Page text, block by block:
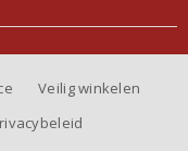
Veilig winkelen